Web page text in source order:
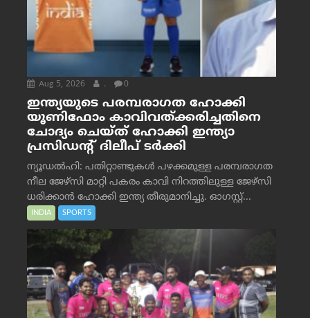
Aug 5, 2026 . 0
ഇന്ത്യയുടെ പരമ്പരാഗത ഹോക്കി
യൂണിഫോം കാവിവത്ക്കരിച്ചതിനെ
ചോദ്യം ചെയ്ത് ഹോക്കി ഇന്ത്യാ
പ്രസിഡന്റ് ദിലീപ് ടര്‍ക്കി
ന്യൂഡൽഹി: പതിറ്റാണ്ടുകൾ പഴക്കമുള്ള പരമ്പരാഗത
നീല ജേഴ്‌സി മാറ്റി പകരം കാവി നിറത്തിലുള്ള ജേഴ്‌സി
ധരിക്കാൻ ഹോക്കി ഇന്ത്യ തീരുമാനിച്ചു. ഓഗസ്റ്റ്...
INDIA SPORTS